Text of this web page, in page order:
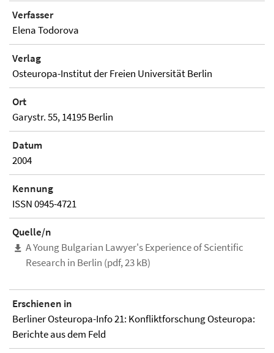
Verfasser
Elena Todorova
Verlag
Osteuropa-Institut der Freien Universität Berlin
Ort
Garystr. 55, 14195 Berlin
Datum
2004
Kennung
ISSN 0945-4721
Quelle/n
A Young Bulgarian Lawyer's Experience of Scientific
Research in Berlin (pdf, 23 kB)
Erschienen in
Berliner Osteuropa-Info 21: Konfliktforschung Osteuropa:
Berichte aus dem Feld